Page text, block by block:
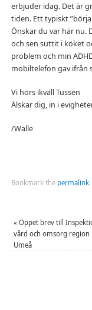
erbjuder idag. Det är
tiden. Ett typiskt
Önskar du var här nu.
och sen suttit i köket
problem och min
mobiltelefon gav ifrån
Vi hörs ikväll Tussen
Älskar dig, in i
/Walle
Bookmark the permalink.
« Öppet brev till
vård och omsorg region
Umeå